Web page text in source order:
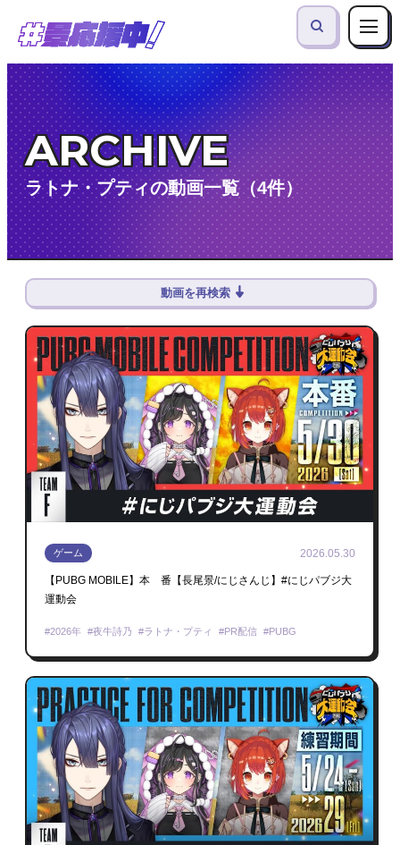
ARCHIVE
ラトナ・プティの動画一覧（4件）
動画を再検索
ゲーム 2026.05.30
【PUBG MOBILE】本 番【長尾景/にじさんじ】#にじパブジ大
運動会
2026年 夜牛詩乃 ラトナ・プティ PR配信 PUBG